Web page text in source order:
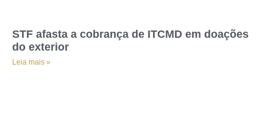
STF afasta a cobrança de ITCMD em doações
do exterior
Leia mais »